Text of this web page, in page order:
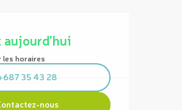
aujourd'hui
les horaires
35 43 28
nous